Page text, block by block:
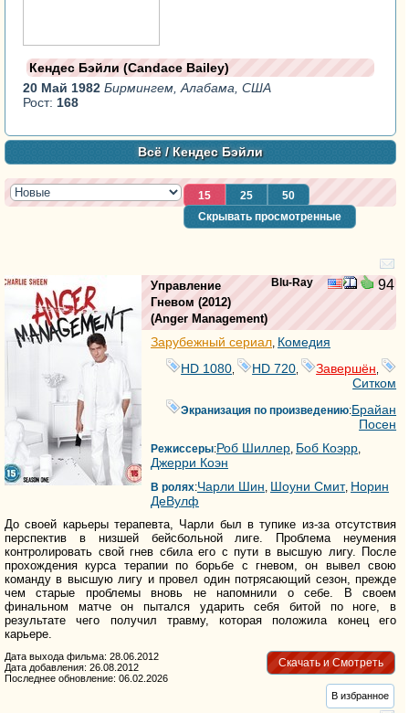
Кендес Бэйли (Candace Bailey)
20 Май 1982Бирмингем, Алабама, США
Рост: 168
Всё/ Кендес Бэйли
15 25
50
Скрывать просмотренные
Blu-Ray 94
Управление
Гневом (2012)
(Anger Management)
Зарубежный сериал, Комедия
HD 1080
HD 720 Завершён
Ситком
Экранизация по произведению:Брайан
Посен
Режиссеры:Роб Шиллер, Боб Коэрр,
Джерри Коэн
В ролях:Чарли Шин, Шоуни Смит, Норин
ДеВулф
До своей карьеры терапевта, Чарли был в тупике из-за отсутствия
перспектив в низшей бейсбольной лиге. Проблема неумения
контролировать свой гнев сбила его с пути в высшую лигу. После
прохождения курса терапии по борьбе с гневом, он вывел свою
команду в высшую лигу и провел один потрясающий сезон, прежде
чем старые проблемы вновь не напомнили о себе. В своем
финальном матче он пытался ударить себя битой по ноге, в
результате чего получил травму, которая положила конец его
карьере.
Скачать и Смотреть
Дата выхода фильма: 28.06.2012
Дата добавления: 26.08.2012
Последнее обновление: 06.02.2026
В избранное